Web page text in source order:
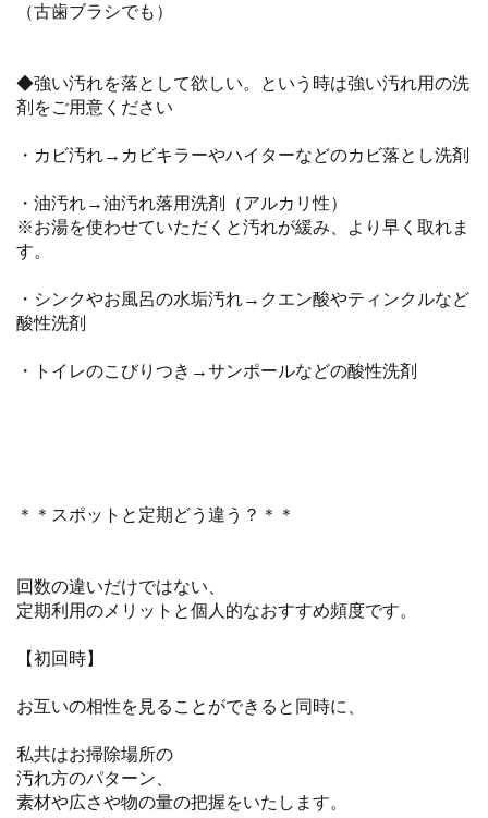
（古歯ブラシでも）
◆強い汚れを落として欲しい。という時は強い汚れ用の洗
剤をご用意ください
・カビ汚れ→カビキラーやハイターなどのカビ落とし洗剤
・油汚れ→油汚れ落用洗剤（アルカリ性）
※お湯を使わせていただくと汚れが緩み、より早く取れま
す。
・シンクやお風呂の水垢汚れ→クエン酸やティンクルなど
酸性洗剤
・トイレのこびりつき→サンポールなどの酸性洗剤
＊＊スポットと定期どう違う？＊＊
回数の違いだけではない、
定期利用のメリットと個人的なおすすめ頻度です。
【初回時】
お互いの相性を見ることができると同時に、
私共はお掃除場所の
汚れ方のパターン、
素材や広さや物の量の把握をいたします。